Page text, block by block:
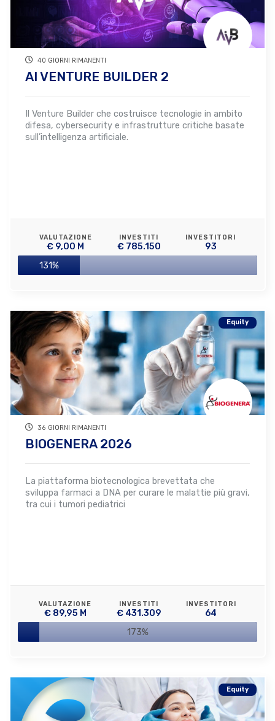
40 GIORNI RIMANENTI
AI VENTURE BUILDER 2
Il Venture Builder che costruisce tecnologie in ambito
difesa, cybersecurity e infrastrutture critiche basate
sull’intelligenza artificiale.
VALUTAZIONE
€ 9,00 M
INVESTITI
€ 785.150
INVESTITORI
93
131%
Equity
36 GIORNI RIMANENTI
BIOGENERA 2026
La piattaforma biotecnologica brevettata che
sviluppa farmaci a DNA per curare le malattie più gravi,
tra cui i tumori pediatrici
VALUTAZIONE
€ 89,95 M
INVESTITI
€ 431.309
INVESTITORI
64
173%
Equity